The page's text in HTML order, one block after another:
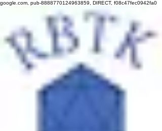
google.com, pub-8888770124963859, DIRECT, f08c47fec0942fa0